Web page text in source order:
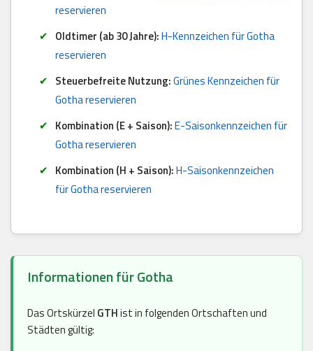
reservieren
Oldtimer (ab 30 Jahre):H-Kennzeichen für Gotha
reservieren
Steuerbefreite Nutzung:Grünes Kennzeichen für
Gotha reservieren
Kombination (E + Saison):E-Saisonkennzeichen für
Gotha reservieren
Kombination (H + Saison):H-Saisonkennzeichen
für Gotha reservieren
Informationen für Gotha
Das Ortskürzel GTHist in folgenden Ortschaften und
Städten gültig: